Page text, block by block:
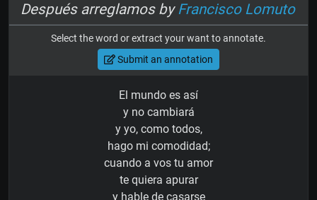
Después arreglamos byFrancisco Lomuto
Select the word or extract your want to annotate.
Submit an annotation
El mundo es así
y no cambiará
y yo, como todos,
hago mi comodidad;
cuando a vos tu amor
te quiera apurar
y hable de casarse